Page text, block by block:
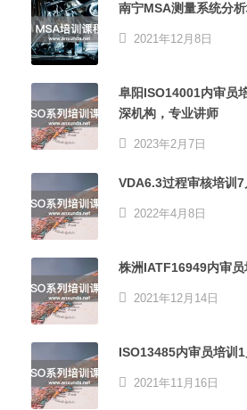
南宁MSA测量系统分
2021年12月8日
阜阳ISO14001内审员
深机构，专业讲师
2023年2月7日
VDA6.3过程审核培训
2022年4月8日
株洲IATF16949内审
2021年12月14日
ISO13485内审员培训
2021年11月16日